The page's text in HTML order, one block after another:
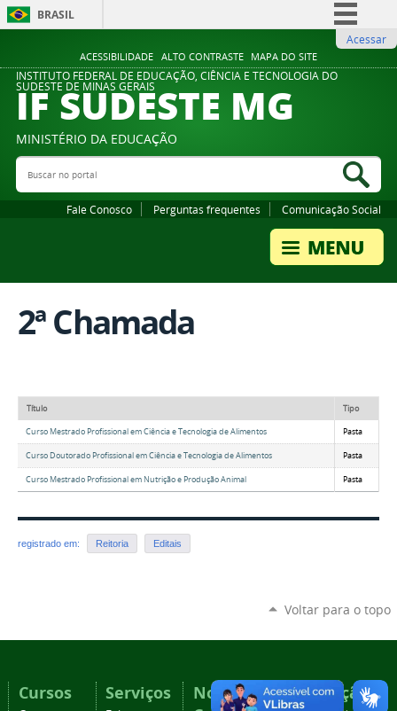
ACESSIBILIDADE ALTO CONTRASTE MAPA DO SITE
BRASIL
Comunica BR
Participe
Legislação
Acessar
INSTITUTO FEDERAL DE EDUCAÇÃO, CIÊNCIA E TECNOLOGIA DO
SUDESTE DE MINAS GERAIS
IF SUDESTE MG
MINISTÉRIO DA EDUCAÇÃO
Buscar no portal
Fale Conosco Perguntas frequentes Comunicação Social
2ª Chamada
Título Tipo
Curso Mestrado Profissional em Ciência e Tecnologia de Alimentos Pasta
Curso Doutorado Profissional em Ciência e Tecnologia de Alimentos Pasta
Curso Mestrado Profissional em Nutrição e Produção Animal Pasta
registrado em: Reitoria Editais
Voltar para o topo
Cursos Serviços
Nossos
Navegação